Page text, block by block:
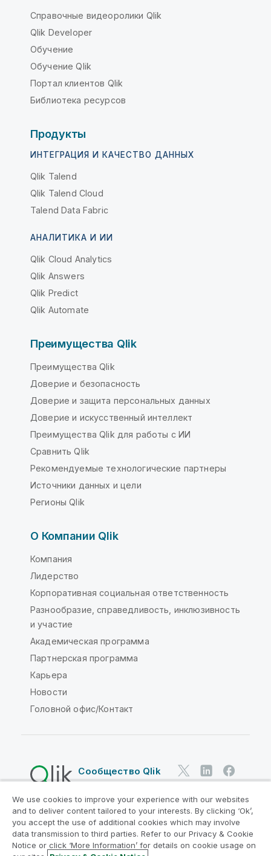
Справочные видеоролики Qlik
Qlik Developer
Обучение
Обучение Qlik
Портал клиентов Qlik
Библиотека ресурсов
Продукты
ИНТЕГРАЦИЯ И КАЧЕСТВО ДАННЫХ
Qlik Talend
Qlik Talend Cloud
Talend Data Fabric
АНАЛИТИКА И ИИ
Qlik Cloud Analytics
Qlik Answers
Qlik Predict
Qlik Automate
Преимущества Qlik
Преимущества Qlik
Доверие и безопасность
Доверие и защита персональных данных
Доверие и искусственный интеллект
Преимущества Qlik для работы с ИИ
Сравнить Qlik
Рекомендуемые технологические партнеры
Источники данных и цели
Регионы Qlik
О Компании Qlik
Компания
Лидерство
Корпоративная социальная ответственность
Разнообразие, справедливость, инклюзивность
и участие
Академическая программа
Партнерская программа
Карьера
Новости
Головной офис/Контакт
Сообщество Qlik
Юридические соглашения
Условия использования продуктов
Legal Policies
Юридические положения
Условия использования
Товарные знаки
We use cookies to improve your experience with our websites
and to deliver content tailored to your interests. By clicking ‘Ok’,
you accept the use of additional cookies which may involve
data transmission to third parties. Refer to our Privacy & Cookie
Notice or click ‘More Information’ for details on cookie usage on